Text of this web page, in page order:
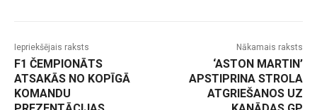
Iepriekšējais raksts
F1 ČEMPIONĀTS
ATSAKĀS NO KOPĪGĀ
KOMANDU
Nākamais raksts
‘ASTON MARTIN’
APSTIPRINA STROLA
ATGRIEŠANOS UZ